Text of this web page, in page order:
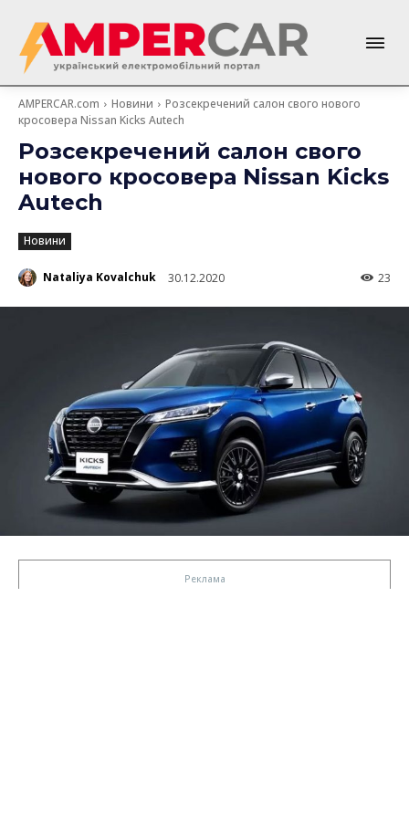
AMPERCAR.com Новини
Розсекречений салон свого нового
кросовера Nissan Kicks Autech
Розсекречений салон свого
нового кросовера Nissan Kicks
Autech
Новини
Nataliya Kovalchuk 30.12.2020 23